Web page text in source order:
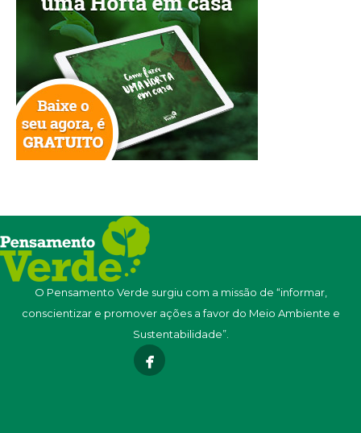
O Pensamento Verde surgiu com a missão de “informar,
conscientizar e promover ações a favor do Meio Ambiente e
Sustentabilidade”.